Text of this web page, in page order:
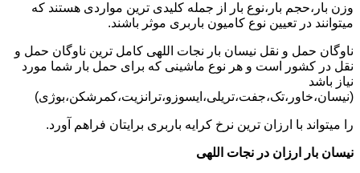
وزن بار،حجم بار،نوع بار از جمله کلیدی ترین مواردی هستند که
میتوانند در تعیین نوع کامیون باربری موثر باشند.
ناوگان حمل و نقل نیسان بار نجات اللهی کامل ترین ناوگان حمل و
نقل در کشور است و هر نوع ماشینی که برای حمل بار شما مورد
نیاز باشد
(نیسان،خاور،تک،جفت،تریلی،ایسوزو،ترانزیت،کمرشکن،بوژی)
را میتواند با ارزان ترین نرخ کرایه باربری برایتان فراهم آورد.
نیسان بار ارزان در نجات اللهی